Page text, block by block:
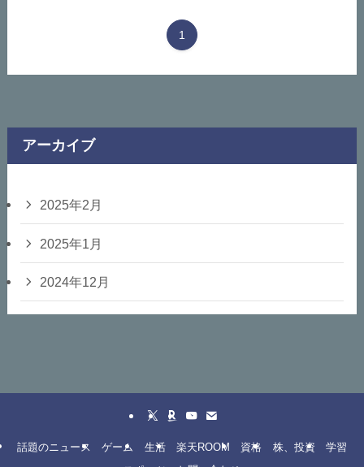
1
アーカイブ
2025年2月
2025年1月
2024年12月
話題のニュース ゲーム 生活 楽天ROOM 資格 株、投資
学習